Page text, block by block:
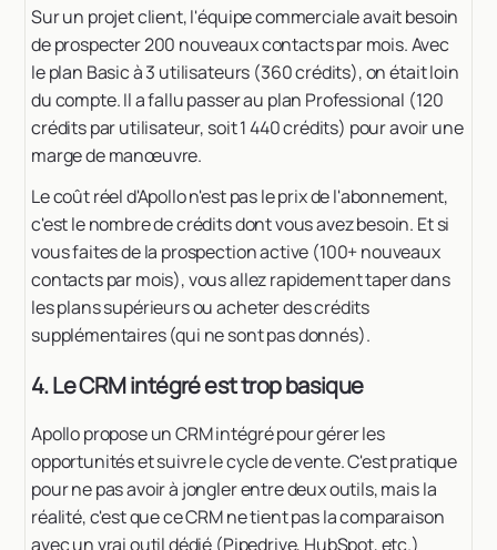
Sur un projet client, l'équipe commerciale avait besoin
de prospecter 200 nouveaux contacts par mois. Avec
le plan Basic à 3 utilisateurs (360 crédits), on était loin
du compte. Il a fallu passer au plan Professional (120
crédits par utilisateur, soit 1 440 crédits) pour avoir une
marge de manœuvre.
Le coût réel d'Apollo n'est pas le prix de l'abonnement,
c'est le nombre de crédits dont vous avez besoin. Et si
vous faites de la prospection active (100+ nouveaux
contacts par mois), vous allez rapidement taper dans
les plans supérieurs ou acheter des crédits
supplémentaires (qui ne sont pas donnés).
4. Le CRM intégré est trop basique
Apollo propose un CRM intégré pour gérer les
opportunités et suivre le cycle de vente. C'est pratique
pour ne pas avoir à jongler entre deux outils, mais la
réalité, c'est que ce CRM ne tient pas la comparaison
avec un vrai outil dédié (Pipedrive, HubSpot, etc.)